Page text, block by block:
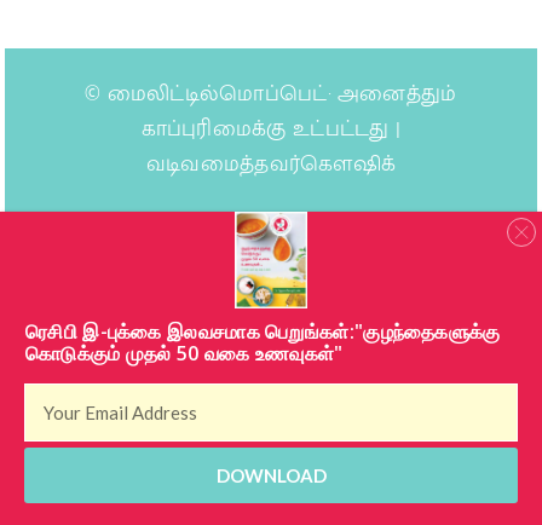
© மைலிட்டில்மொப்பெட்· அனைத்தும்
காப்புரிமைக்கு உட்பட்டது |
வடிவமைத்தவர்கௌஷிக்
​ரெசிபி இ-புக்கை இலவசமாக பெறுங்கள்:"குழந்தைகளுக்கு
கொடுக்கும் முதல் 50 வகை உணவுகள்"
DOWNLOAD